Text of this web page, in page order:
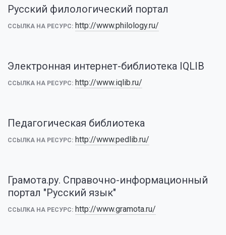
Русский филологический портал
ССЫЛКА НА РЕСУРС: http://www.philology.ru/
Электронная интернет-библиотека IQLIB
ССЫЛКА НА РЕСУРС: http://www.iqlib.ru/
Педагогическая библиотека
ССЫЛКА НА РЕСУРС: http://www.pedlib.ru/
Грамота.ру. Справочно-информационный
портал "Русский язык"
ССЫЛКА НА РЕСУРС: http://www.gramota.ru/